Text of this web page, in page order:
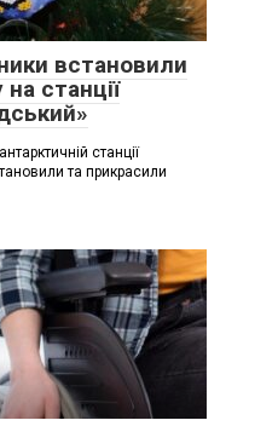
встановили
станції
станції
та прикрасили